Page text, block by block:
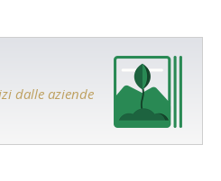
dalle aziende